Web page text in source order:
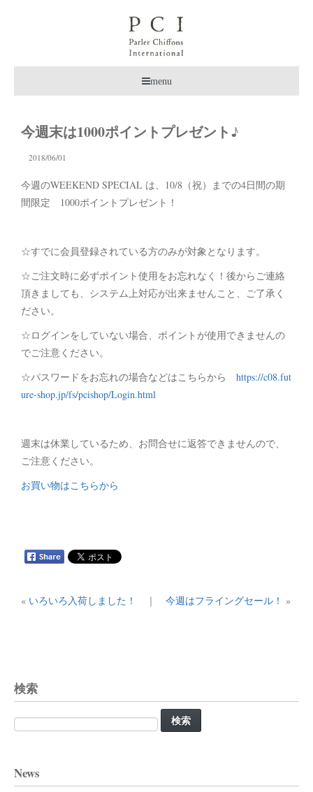
menu
今週末は1000ポイントプレゼント♪
2018/06/01
今週のWEEKEND SPECIAL は、10/8（祝）までの4日間の期
間限定 1000ポイントプレゼント！
☆すでに会員登録されている方のみが対象となります。
☆ご注文時に必ずポイント使用をお忘れなく！後からご連絡
頂きましても、システム上対応が出来ませんこと、ご了承く
ださい。
☆ログインをしていない場合、ポイントが使用できませんの
でご注意ください。
☆パスワードをお忘れの場合などはこちらから https://c08.fut
ure-shop.jp/fs/pcishop/Login.html
週末は休業しているため、お問合せに返答できませんので、
ご注意ください。
お買い物はこちらから
« いろいろ入荷しました！ ｜ 今週はフライングセール！ »
検索
検
索:
News